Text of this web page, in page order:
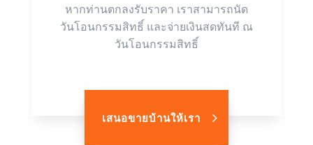
หากท่านตกลงรับราคา เราสามารถนัด
วันโอนกรรมสิทธิ์ และจ่ายเงินสดทันที ณ
วันโอนกรรมสิทธิ์
เสนอขายบ้านให้เรา